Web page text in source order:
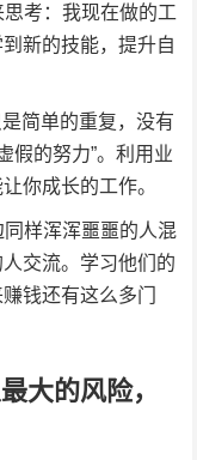
考：我现在做的工
新的技能，提升自
简单的重复，没有
假的努力”。利用业
你成长的工作。
样浑浑噩噩的人混
交流。学习他们的
钱还有这么多门
大的风险，